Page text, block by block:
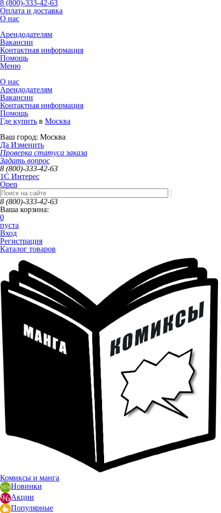
8 (800)-333-42-63
Оплата и доставка
О нас
Арендодателям
Вакансии
Контактная информация
Помощь
Меню
О нас
Арендодателям
Вакансии
Контактная информация
Помощь
Где купить в Москва
Ваш город: Москва
Да Изменить
Проверка статуса заказа
Задать вопрос
8 (800)-333-42-63
1C Интерес
Open
8 (800)-333-42-63
Ваша корзина:
0
пуста
Вход
Регистрация
Каталог товаров
Комиксы и манга
Новинки
Акции
Популярные